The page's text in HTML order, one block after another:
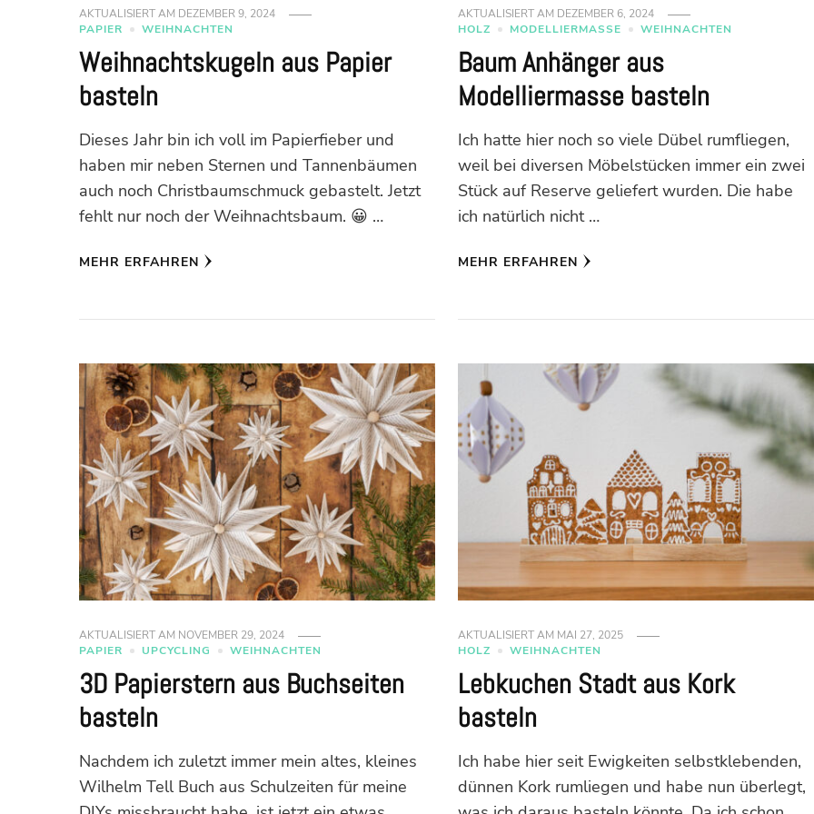
AKTUALISIERT AM DEZEMBER 9, 2024
PAPIER
WEIHNACHTEN
Weihnachtskugeln aus Papier
basteln
Dieses Jahr bin ich voll im Papierfieber und
haben mir neben Sternen und Tannenbäumen
auch noch Christbaumschmuck gebastelt. Jetzt
fehlt nur noch der Weihnachtsbaum. 😀 …
MEHR ERFAHREN
AKTUALISIERT AM DEZEMBER 6, 2024
HOLZ
MODELLIERMASSE WEIHNACHTEN
Baum Anhänger aus
Modelliermasse basteln
Ich hatte hier noch so viele Dübel rumfliegen,
weil bei diversen Möbelstücken immer ein zwei
Stück auf Reserve geliefert wurden. Die habe
ich natürlich nicht …
MEHR ERFAHREN
AKTUALISIERT AM NOVEMBER 29, 2024
PAPIER
UPCYCLING WEIHNACHTEN
3D Papierstern aus Buchseiten
basteln
Nachdem ich zuletzt immer mein altes, kleines
Wilhelm Tell Buch aus Schulzeiten für meine
AKTUALISIERT AM MAI 27, 2025
HOLZ
WEIHNACHTEN
Lebkuchen Stadt aus Kork
basteln
Ich habe hier seit Ewigkeiten selbstklebenden,
dünnen Kork rumliegen und habe nun überlegt,